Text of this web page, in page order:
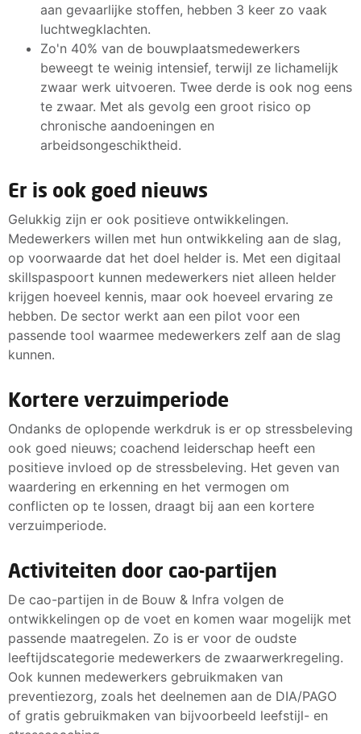
aan gevaarlijke stoffen, hebben 3 keer zo vaak
luchtwegklachten.
Zo'n 40% van de bouwplaatsmedewerkers
beweegt te weinig intensief, terwijl ze lichamelijk
zwaar werk uitvoeren. Twee derde is ook nog eens
te zwaar. Met als gevolg een groot risico op
chronische aandoeningen en
arbeidsongeschiktheid.
Er is ook goed nieuws
Gelukkig zijn er ook positieve ontwikkelingen.
Medewerkers willen met hun ontwikkeling aan de slag,
op voorwaarde dat het doel helder is. Met een digitaal
skillspaspoort kunnen medewerkers niet alleen helder
krijgen hoeveel kennis, maar ook hoeveel ervaring ze
hebben. De sector werkt aan een pilot voor een
passende tool waarmee medewerkers zelf aan de slag
kunnen.
Kortere verzuimperiode
Ondanks de oplopende werkdruk is er op stressbeleving
ook goed nieuws; coachend leiderschap heeft een
positieve invloed op de stressbeleving. Het geven van
waardering en erkenning en het vermogen om
conflicten op te lossen, draagt bij aan een kortere
verzuimperiode.
Activiteiten door cao-partijen
De cao-partijen in de Bouw & Infra volgen de
ontwikkelingen op de voet en komen waar mogelijk met
passende maatregelen. Zo is er voor de oudste
leeftijdscategorie medewerkers de zwaarwerkregeling.
Ook kunnen medewerkers gebruikmaken van
preventiezorg, zoals het deelnemen aan de DIA/PAGO
of gratis gebruikmaken van bijvoorbeeld leefstijl- en